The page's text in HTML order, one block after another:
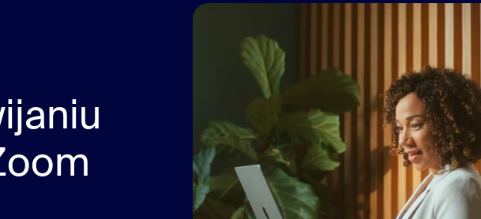
topie, co jest modne, co budzi ciekawość – rozwiązania, którymi teraz interesują się klienci Zoom.
Meetings
Rooms
Canvas
Analityka CX